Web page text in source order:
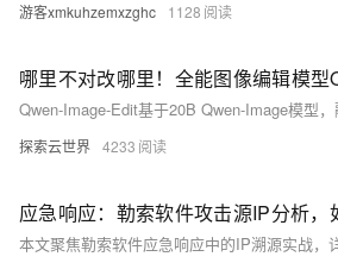
游客xmkuhzemxzghc 1128
探索云世界 4233